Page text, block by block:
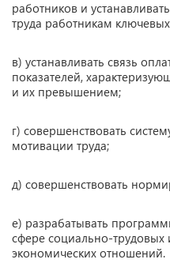
работников и
труда работникам
в) устанавливать связь
показателей,
и их превышением;
г) совершенствовать
мотивации труда;
д) совершенствовать
е) разрабатывать
сфере социально-
экономических отношений.